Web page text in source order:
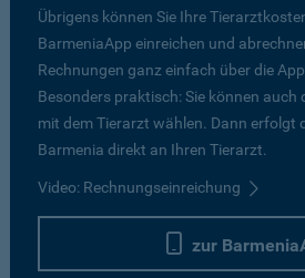
Übrigens können Sie Ihre
BarmeniaApp einreichen und
Rechnungen ganz einfach über die
Besonders praktisch: Sie können auch
mit dem Tierarzt wählen. Dann erfolgt
Barmenia direkt an Ihren Tierarzt.
Video: Rechnungseinreichung
zur